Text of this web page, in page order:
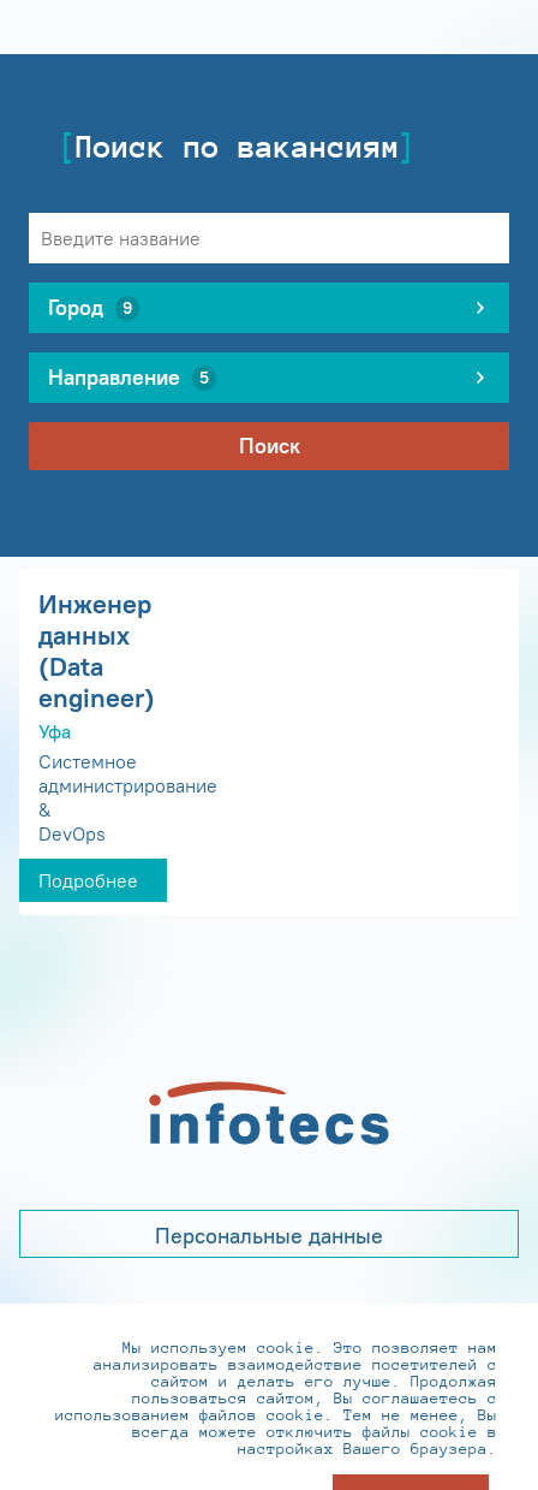
Поиск по вакансиям
Город 9
Направление 5
Поиск
Инженер
данных
(Data
engineer)
Уфа
Системное
администрирование
&
DevOps
Подробнее
Персональные данные
+7 (495) 737-6192, 8-800-250-0-260
practice@infotecs.ru,hr@infotecs.ru
127273, г. Москва, Отрадная ул., 2Б строение 1
Мы используем cookie. Это позволяет нам
анализировать взаимодействие посетителей с
сайтом и делать его лучше. Продолжая
пользоваться сайтом, Вы соглашаетесь с
использованием файлов cookie. Тем не менее, Вы
всегда можете отключить файлы cookie в
настройках Вашего браузера.